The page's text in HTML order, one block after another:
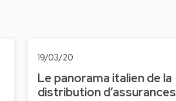
19/03/20
Le panorama italien de la
distribution d’assurances